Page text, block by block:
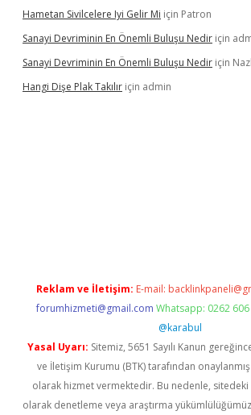
Hametan Sivilcelere Iyi Gelir Mi için Patron
Sanayi Devriminin En Önemli Buluşu Nedir için
Sanayi Devriminin En Önemli Buluşu Nedir için
Hangi Dişe Plak Takılır için admin
Reklam ve İletişim: E-mail:
forumhizmeti@gmail.com Whatsapp: 0262
@karabul
Yasal Uyarı: Sitemiz, 5651 Sayılı Kanun
ve İletişim Kurumu (BTK) tarafından onaylanmış
olarak hizmet vermektedir. Bu nedenle,
olarak denetleme veya araştırma